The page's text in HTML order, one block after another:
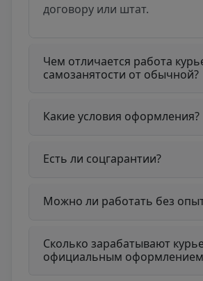
договору или штат.
Чем отличается работа
самозанятости от обычной?
Какие условия оформления?
Есть ли соцгарантии?
Можно ли работать без
Сколько зарабатывают
официальным